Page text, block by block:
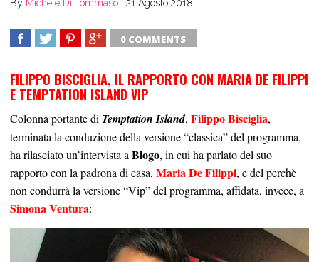
By Michele Di Tommaso 21 Agosto 2018
0 COMMENTS
FILIPPO BISCIGLIA, IL RAPPORTO CON MARIA DE FILIPPI
E TEMPTATION ISLAND VIP
Colonna portante di Temptation Island, Filippo Bisciglia,
terminata la conduzione della versione “classica” del programma,
ha rilasciato un’intervista aBlogo, in cui ha parlato del suo
rapporto con la padrona di casa, Maria De Filippi, e del perchè
non condurrà la versione “Vip” del programma, affidata, invece, a
Simona Ventura: